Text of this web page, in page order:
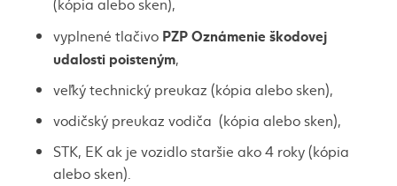
vyplnené tlačivo PZP Oznámenie škodovej
udalosti poisteným,
veľký technický preukaz (kópia alebo sken),
vodičský preukaz vodiča (kópia alebo sken),
STK, EK ak je vozidlo staršie ako 4 roky (kópia
alebo sken).